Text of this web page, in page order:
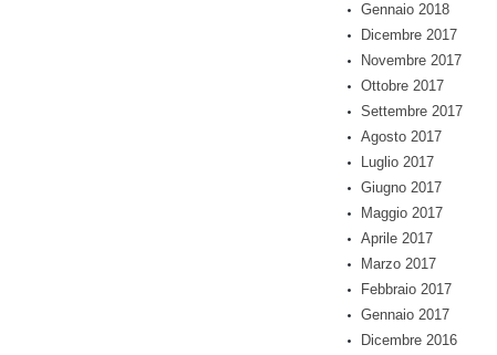
Gennaio 2018
Dicembre 2017
Novembre 2017
Ottobre 2017
Settembre 2017
Agosto 2017
Luglio 2017
Giugno 2017
Maggio 2017
Aprile 2017
Marzo 2017
Febbraio 2017
Gennaio 2017
Dicembre 2016